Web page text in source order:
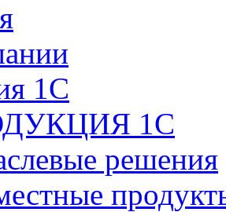
1С
1С
решения